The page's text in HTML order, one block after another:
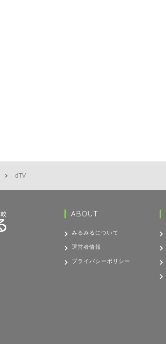
dTV
ABOUT
みるみるについて
運営者情報
プライバシーポリシー